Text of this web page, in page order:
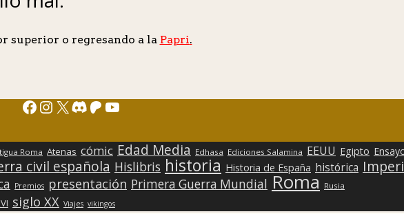
superior o regresando a la Papri.
Facebook
Instagram
X Discord
Patreon
YouTube
Roma Atenas cómic Edad Media Edhasa Ediciones Salamina EEUU Egipto
civil española Hislibris historia Historia de España histórica
Premios presentación Primera Guerra Mundial Roma Rusia
siglo XX Viajes vikingos